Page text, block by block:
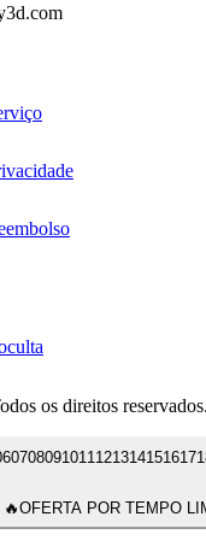
os direitos reservados.
0708091011 121314151617
🔥OFERTA POR TEMPO